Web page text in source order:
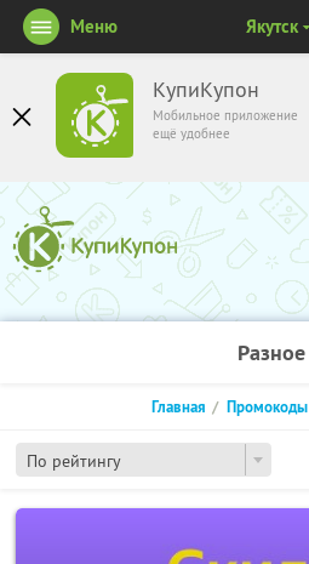
КупиКупон
Мобильное приложение
ещё удобнее
Меню Якутск
Разное
По рейтингу
Главная Промокоды